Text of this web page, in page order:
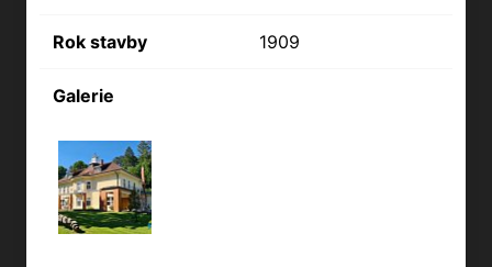
Rok stavby 1909
Galerie